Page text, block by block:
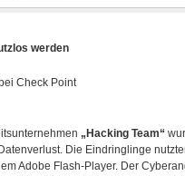
werden
Check Point
„Hacking Team“
Die Eindringlinge
Adobe Flash-Player. Der